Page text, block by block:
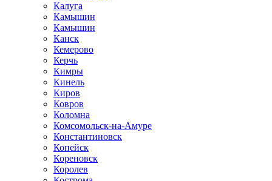
Калуга
Камышин
Камышин
Канск
Кемерово
Керчь
Кимры
Кинель
Киров
Ковров
Коломна
Комсомольск-на-Амуре
Константиновск
Копейск
Кореновск
Королев